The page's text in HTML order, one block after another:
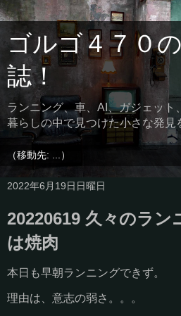
ゴルゴ４７０
誌！
ランニング、車、AI、ガジェット
暮らしの中で見つけた小さな発見
2022年6月19日日曜日
20220619 久々のラン
は焼肉
本日も早朝ランニングできず。
理由は、意志の弱さ。。。